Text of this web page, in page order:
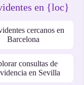
en {loc}
cercanos en
Barcelona
consultas de
en Sevilla